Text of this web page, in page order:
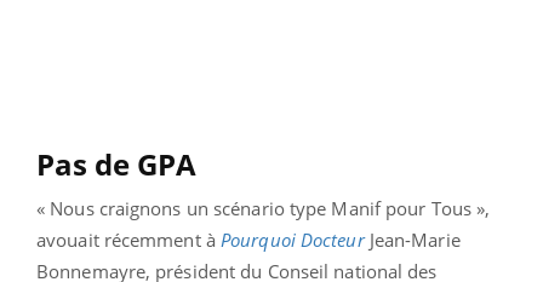
Pas de GPA
« Nous craignons un scénario type Manif pour Tous »,
avouait récemment àPourquoi Docteur Jean-Marie
Bonnemayre, président du Conseil national des